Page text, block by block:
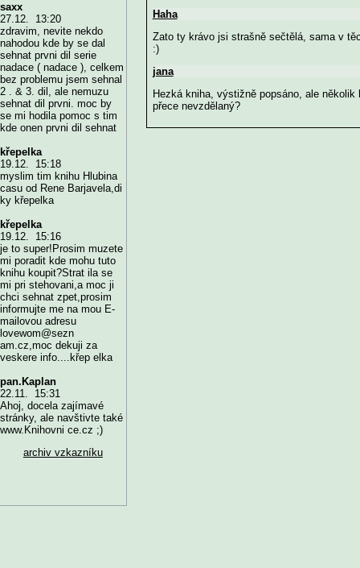
Haha
Zato ty krávo jsi strašně sečtělá, sama v
:)
jana
Hezká kniha, výstižně popsáno, ale
přece nevzdělaný?
saxx
27.12. 13:20
zdravim, nevite nekdo
nahodou kde by se dal
sehnat prvni dil serie
nadace ( nadace ), celkem
bez problemu jsem sehnal
2 . & 3. dil, ale nemuzu
sehnat dil prvni. moc by
se mi hodila pomoc s tim
kde onen prvni dil sehnat
křepelka
19.12. 15:18
myslim tim knihu Hlubina
casu od Rene Barjavela,di
ky křepelka
křepelka
19.12. 15:16
je to super!Prosim muzete
mi poradit kde mohu tuto
knihu koupit?Strat ila se
mi pri stehovani,a moc ji
chci sehnat zpet,prosim
informujte me na mou E-
mailovou adresu
lovewom@sezn
am.cz,moc dekuji za
veskere info....křep elka
pan.Kaplan
22.11. 15:31
Ahoj, docela zajímavé
stránky, ale navštivte také
www.Knihovni ce.cz ;)
archiv vzkazníku